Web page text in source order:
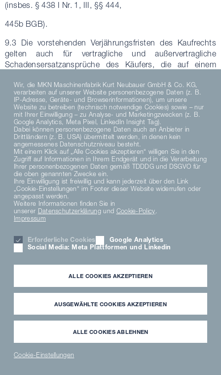
(insbes. § 438 I Nr. 1, III, §§ 444,
445b BGB).
9.3 Die vorstehenden Verjährungsfristen des Kaufrechts
gelten auch für vertragliche und außervertragliche
Schadensersatzansprüche des Käufers, die auf einem
regelmäßigen gesetzlichen Verjährung (§§ 195, 199 BGB)
würde im Einzelfall zu einer kürzeren Verjährung führen.
Schadensersatzansprüche des Käufers gem. § 8 II S. 1
und S. 2 (a) sowie nach dem Produkthaftungsgesetz
verjähren ausschließlich nach den gesetzlichen
Verjährungsfristen.
10. Rechtswahl und Gerichtsstand
10.1 Für diese AVB und die Vertragsbeziehung zwischen
uns und dem Käufer gilt das Recht der Bundesrepublik
Deutschland unter Ausschluss internationalen Einheits-
10.2 Ist der Käufer Kaufmann, juristische Person des
Vertragsverhältnis unmittelbar oder mittelbar ergebenden
Streitigkeiten Braunschweig. Entsprechendes gilt, wenn
der Käufer Unternehmer (§
14 BGB) ist. Wir sind jedoch in allen Fällen auch
berechtigt, Klage am Erfüllungsort der Lieferverpflichtung
gem. diesen AVB bzw. einer vorrangigen Individualabrede
Wir, die MKN Maschinenfabrik Kurt Neubauer GmbH & Co. KG,
verarbeiten auf unserer Website personenbezogene Daten (z. B.
IP-Adresse, Geräte- und Browserinformationen), um unsere
Website zu betreiben (technisch notwendige Cookies) sowie – nur
mit Ihrer Einwilligung – zu Analyse- und Marketingzwecken (z. B.
Google Analytics, Meta Pixel, LinkedIn Insight Tag).
Dabei können personenbezogene Daten auch an Anbieter in
Drittländern (z. B. USA) übermittelt werden, in denen kein
angemessenes Datenschutzniveau besteht.
Mit einem Klick auf „Alle Cookies akzeptieren“ willigen Sie in den
Zugriff auf Informationen in Ihrem Endgerät und in die Verarbeitung
Ihrer personenbezogenen Daten gemäß TDDDG und DSGVO für
die oben genannten Zwecke ein.
Ihre Einwilligung ist freiwillig und kann jederzeit über den Link
„Cookie-Einstellungen“ im Footer dieser Website widerrufen oder
angepasst werden.
Weitere Informationen finden Sie in
unserer Datenschutzerklärungund Cookie-Policy.
Impressum
Erforderliche Cookies
Google Analytics
Social Media: Meta Plattformen und Linkedin
ALLE COOKIES AKZEPTIEREN
AUSGEWÄHLTE COOKIES AKZEPTIEREN
ALLE COOKIES ABLEHNEN
Cookie-Einstellungen